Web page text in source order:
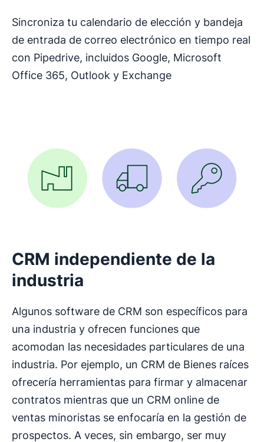
Sincroniza tu calendario de elección y bandeja
de entrada de correo electrónico en tiempo real
con Pipedrive, incluidos Google, Microsoft
Office 365, Outlook y Exchange
CRM independiente de la
industria
Algunos software de CRM son específicos para
una industria y ofrecen funciones que
acomodan las necesidades particulares de una
industria. Por ejemplo, un CRM de Bienes raíces
ofrecería herramientas para firmar y almacenar
contratos mientras que un CRM online de
ventas minoristas se enfocaría en la gestión de
prospectos. A veces, sin embargo, ser muy